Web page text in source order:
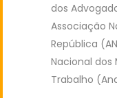
dos
Associação
República
Nacional dos
Trabalho